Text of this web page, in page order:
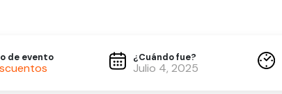
de evento ¿Cuándo fue?
Julio 4, 2025